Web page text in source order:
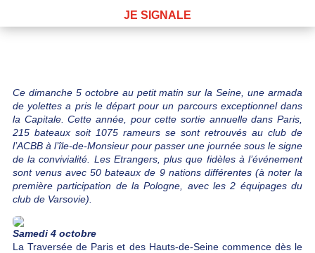
JE SIGNALE
Ce dimanche 5 octobre au petit matin sur la Seine, une armada
de yolettes a pris le départ pour un parcours exceptionnel dans
la Capitale. Cette année, pour cette sortie annuelle dans Paris,
215 bateaux soit 1075 rameurs se sont retrouvés au club de
l’ACBB à l’île-de-Monsieur pour passer une journée sous le signe
de la convivialité. Les Etrangers, plus que fidèles à l’événement
sont venus avec 50 bateaux de 9 nations différentes (à noter la
première participation de la Pologne, avec les 2 équipages du
club de Varsovie).
Samedi 4 octobre
La Traversée de Paris et des Hauts-de-Seine commence dès le